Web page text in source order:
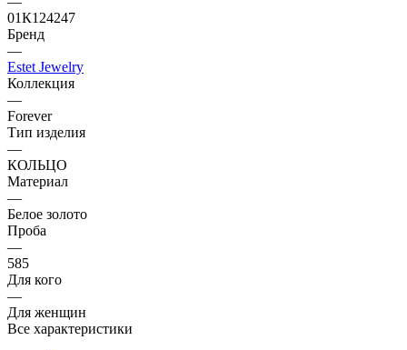
01К124247
Бренд
—
Estet Jewelry
Коллекция
—
Forever
Тип изделия
—
КОЛЬЦО
Материал
—
Белое золото
Проба
—
585
Для кого
—
Для женщин
Все характеристики